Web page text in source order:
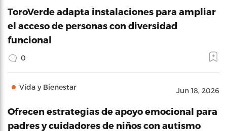
ToroVerde adapta instalaciones para ampliar
el acceso de personas con diversidad
funcional
0
Vida y Bienestar Jun 18, 2026
Ofrecen estrategias de apoyo emocional para
padres y cuidadores de niños con autismo